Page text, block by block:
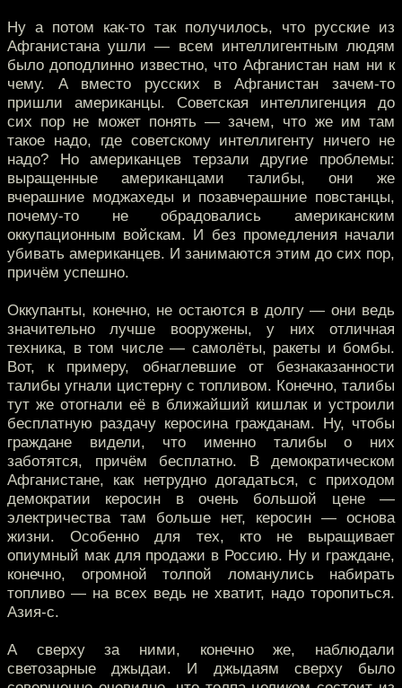
Ну а потом как-то так получилось, что русские из
Афганистана ушли — всем интеллигентным людям
было доподлинно известно, что Афганистан нам ни к
чему. А вместо русских в Афганистан зачем-то
пришли американцы. Советская интеллигенция до
сих пор не может понять — зачем, что же им там
такое надо, где советскому интеллигенту ничего не
надо? Но американцев терзали другие проблемы:
выращенные американцами талибы, они же
вчерашние моджахеды и позавчерашние повстанцы,
почему-то не обрадовались американским
оккупационным войскам. И без промедления начали
убивать американцев. И занимаются этим до сих пор,
причём успешно.
Оккупанты, конечно, не остаются в долгу — они ведь
значительно лучше вооружены, у них отличная
техника, в том числе — самолёты, ракеты и бомбы.
Вот, к примеру, обнаглевшие от безнаказанности
талибы угнали цистерну с топливом. Конечно, талибы
тут же отогнали её в ближайший кишлак и устроили
бесплатную раздачу керосина гражданам. Ну, чтобы
граждане видели, что именно талибы о них
заботятся, причём бесплатно. В демократическом
Афганистане, как нетрудно догадаться, с приходом
демократии керосин в очень большой цене —
электричества там больше нет, керосин — основа
жизни. Особенно для тех, кто не выращивает
опиумный мак для продажи в Россию. Ну и граждане,
конечно, огромной толпой ломанулись набирать
топливо — на всех ведь не хватит, надо торопиться.
Азия-с.
А сверху за ними, конечно же, наблюдали
светозарные джыдаи. И джыдаям сверху было